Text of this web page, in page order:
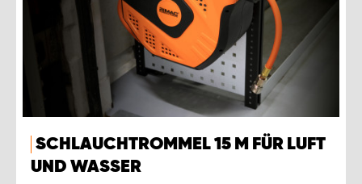
SCHLAUCHTROMMEL 15 M FÜR LUFT
UND WASSER
WORK SYSTEM RHEINLAND
WORK SYSTEM ROSTOCK
WORK SYSTEM STUTTGART